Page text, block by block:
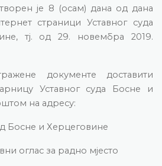
је 8 (осам) дана од дана
страници Уставног суда
тј. од 29. новембра 2019.
документе доставити
Уставног суда Босне и
на адресу:
Босне и Херцеговине
оглас за радно мјесто